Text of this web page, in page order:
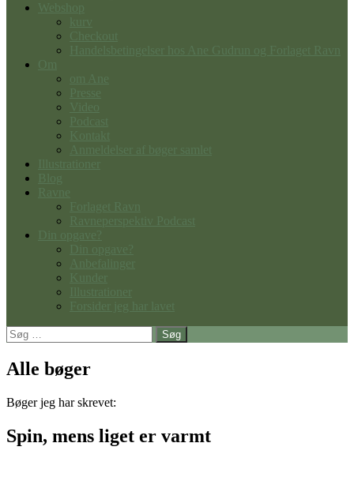
Om
Søg
efter:
Alle bøger
Bøger jeg har skrevet:
Spin, mens liget er varmt